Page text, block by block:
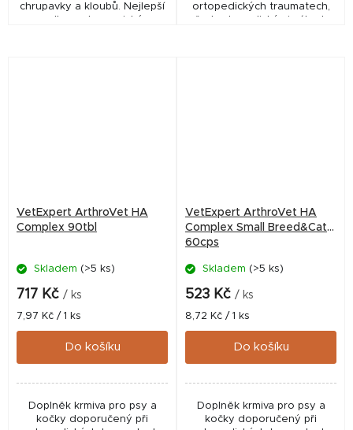
chrupavky a kloubů. Nejlepší
volba v ekonomické
ortopedických traumatech,
před ortopedickými zákroky
VetExpert ArthroVet HA
Complex 90tbl
Skladem (>5 ks)
717 Kč / ks
Měrná
cena:
7,97 Kč / 1 ks
Do košíku
Doplněk krmiva pro psy a
kočky doporučený při
VetExpert ArthroVet HA
Complex Small Breed&Cats
60cps
Skladem (>5 ks)
523 Kč / ks
Měrná
cena:
8,72 Kč / 1 ks
Do košíku
Doplněk krmiva pro psy a
kočky doporučený při